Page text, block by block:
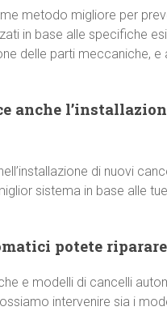
metodo migliore per
in base alle specifiche
delle parti meccaniche, e
anche
di nuovi
sistema in base alle
potete
e modelli di cancelli
intervenire sia i